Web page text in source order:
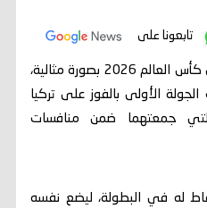
تابعونا على
بدأ منتخب أستراليا مشواره في كأس العالم 2026 بصورة مثالية،
الأولى بالفوز على تركيا
التي جمعتهما ضمن منافسات
له في البطولة، ليضع نفسه